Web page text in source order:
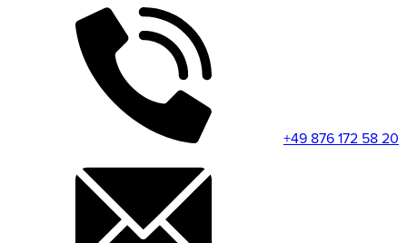
+49 876 172 58 20